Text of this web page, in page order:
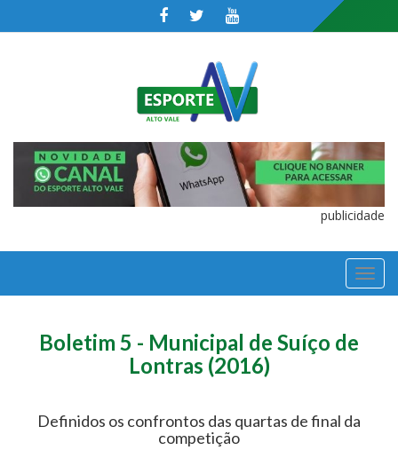
publicidade
Boletim 5 - Municipal de Suíço de
Lontras (2016)
Definidos os confrontos das quartas de final da
competição